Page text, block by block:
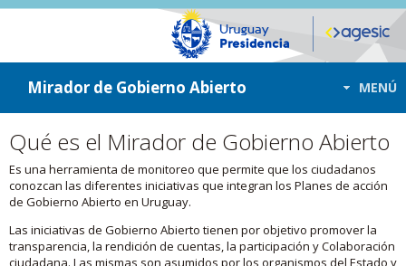
ir a contenido
ir al menú
Mirador de Gobierno Abierto MENÚ
Qué es el Mirador de Gobierno Abierto
Es una herramienta de monitoreo que permite que los ciudadanos
conozcan las diferentes iniciativas que integran los Planes de acción
de Gobierno Abierto en Uruguay.
Las iniciativas de Gobierno Abierto tienen por objetivo promover la
transparencia, la rendición de cuentas, la participación y Colaboración
ciudadana. Las mismas son asumidos por los organismos del Estado y